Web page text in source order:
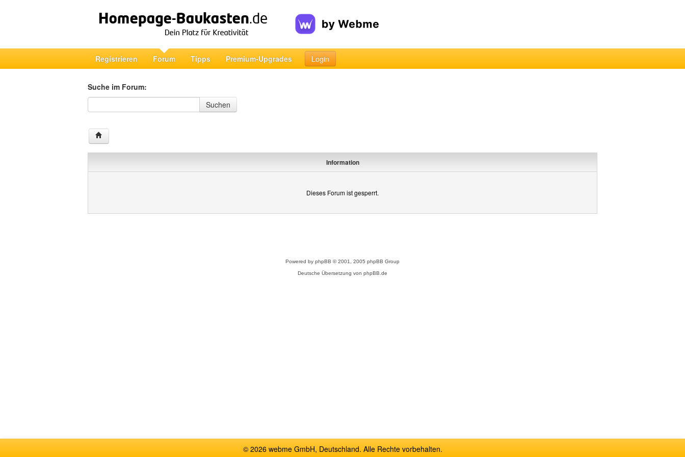
Registrieren Forum Tipps Premium-Upgrades Login
Suche im Forum:
Suche im Forum
Suchen
Information
Dieses Forum ist gesperrt.
Powered by phpBB © 2001, 2005 phpBB Group
Deutsche Übersetzung von phpBB.de
© 2026 webme GmbH, Deutschland. Alle Rechte vorbehalten.